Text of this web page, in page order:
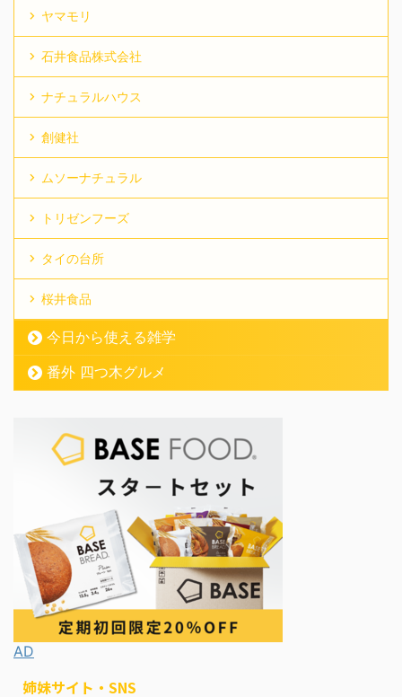
ヤマモリ
石井食品株式会社
ナチュラルハウス
創健社
ムソーナチュラル
トリゼンフーズ
タイの台所
桜井食品
今日から使える雑学
番外 四つ木グルメ
AD
姉妹サイト・SNS